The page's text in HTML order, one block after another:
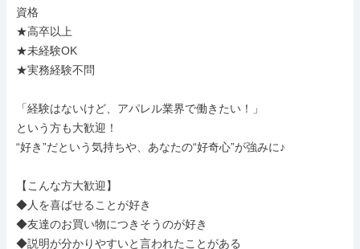
資格
★高卒以上
★未経験OK
★実務経験不問
「経験はないけど、アパレル業界で働きたい！」
という方も大歓迎！
“好き”だという気持ちや、あなたの“好奇心”が強みに♪
【こんな方大歓迎】
◆人を喜ばせることが好き
◆友達のお買い物につきそうのが好き
◆説明が分かりやすいと言われたことがある